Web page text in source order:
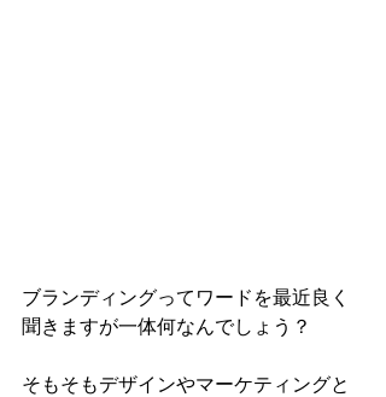
ブランディングってワードを最近良く
聞きますが一体何なんでしょう？
そもそもデザインやマーケティングと